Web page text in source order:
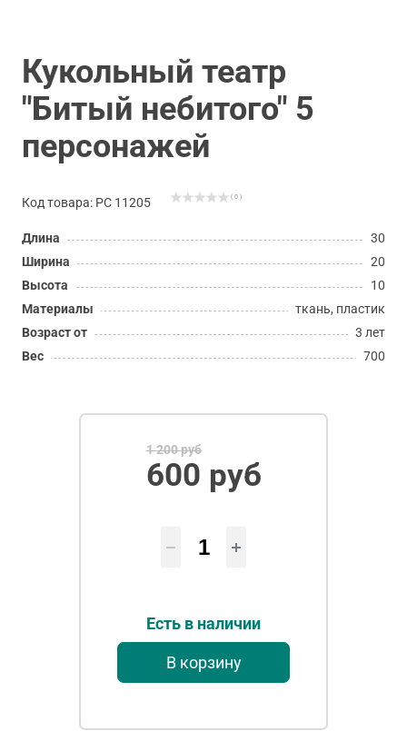
Кукольный театр
"Битый небитого" 5
персонажей
Код товара: РС 11205 ( 0 )
Длина
30
Ширина
20
Высота
10
Материалы
ткань, пластик
Возраст от
3 лет
Вес
700
1 200 руб
600 руб
Есть в наличии
В корзину